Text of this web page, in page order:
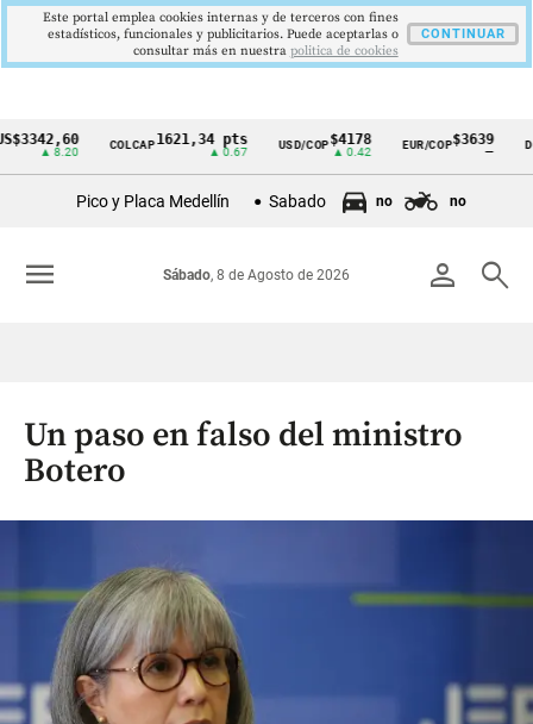
Cintillo
Colombia
COLCAP1621,34 pts USD/COP$4178
▲ 0.42
EUR/COP$3639
—
Pico y Placa Medellín Sabado no no
person search
Sábado, 8 de Agosto de 2026
menu
Un paso en falso del ministro
Botero
Este portal emplea cookies internas y de terceros con fines
estadísticos, funcionales y publicitarios. Puede aceptarlas o
consultar más en nuestra politica de cookies
CONTINUAR